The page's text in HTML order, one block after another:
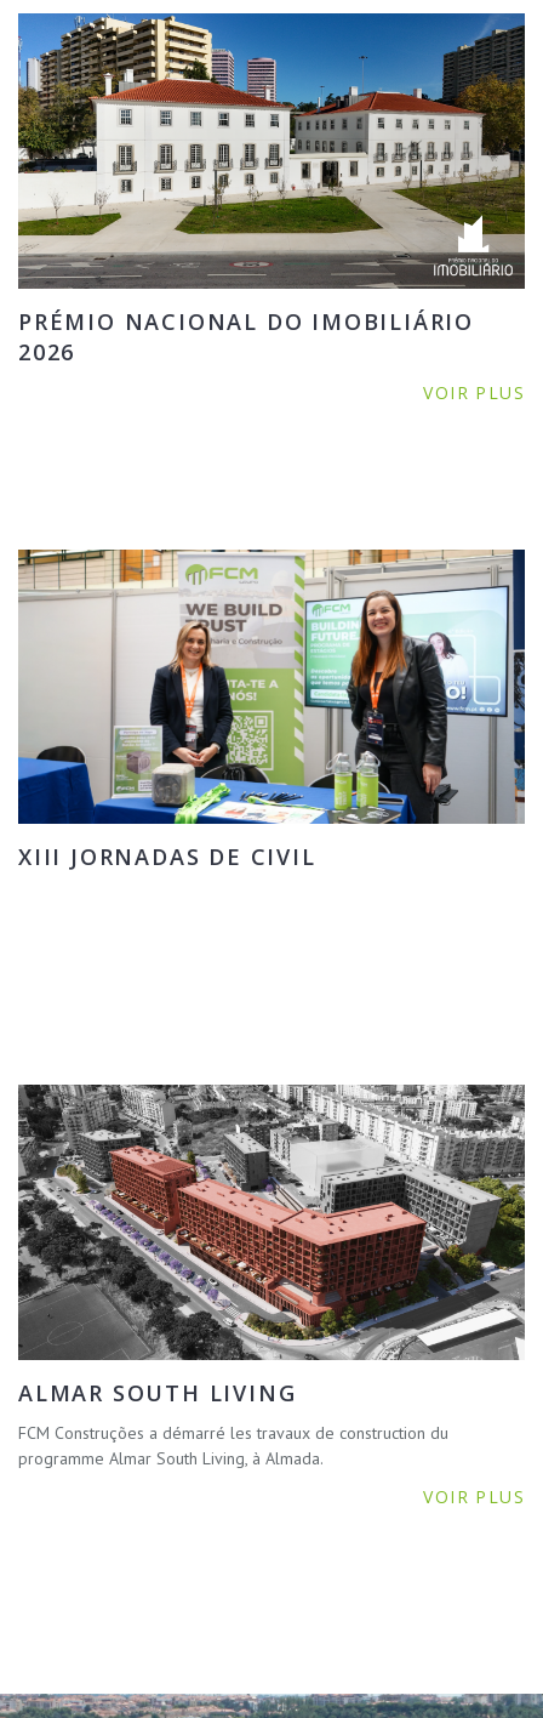
PRÉMIO NACIONAL DO IMOBILIÁRIO
2026
VOIR PLUS
XIII JORNADAS DE CIVIL
ALMAR SOUTH LIVING
FCM Construções a démarré les travaux de construction du
programme Almar South Living, à Almada.
VOIR PLUS